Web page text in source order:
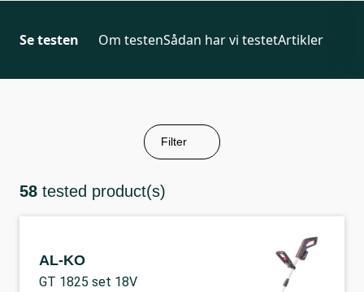
Se testen Om testenSådan har vi testetArtikler
Filter
58 tested product(s)
AL-KO
GT 1825 set 18V